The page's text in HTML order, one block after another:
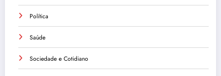
Política
Saúde
Sociedade e Cotidiano